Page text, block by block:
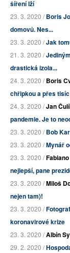
šíření lží
23. 3. 2020 /Boris
domovů. Nes...
23. 3. 2020 /Jak
21. 3. 2020 /
drastická izola...
24. 3. 2020 /Boris
chřipkou a přes
24. 3. 2020 /Jan
pandemie. Je to
23. 3. 2020 /Bob
23. 3. 2020 /Mynář
23. 3. 2020 /
nejlepší, pane
23. 3. 2020 /Miloš
nejen tam)!
23. 3. 2020 /
koronavirové krize
23. 3. 2020 /Albín
29. 2. 2020 /